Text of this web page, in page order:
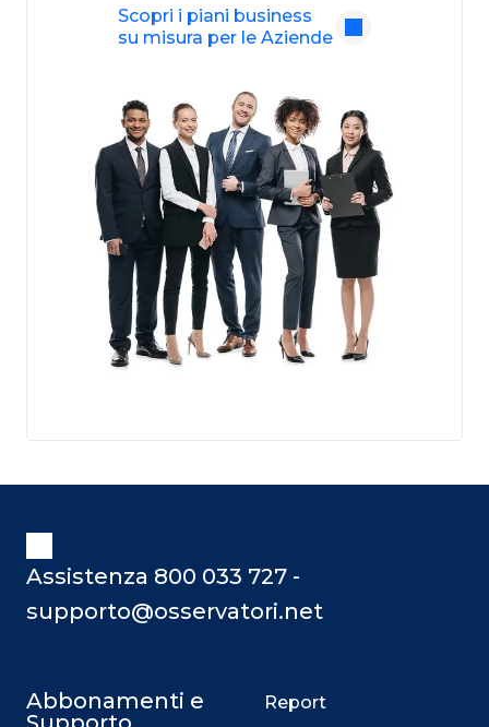
Scopri i piani business
su misura per le Aziende
Assistenza 800 033 727 -
supporto@osservatori.net
Abbonamenti e
Report